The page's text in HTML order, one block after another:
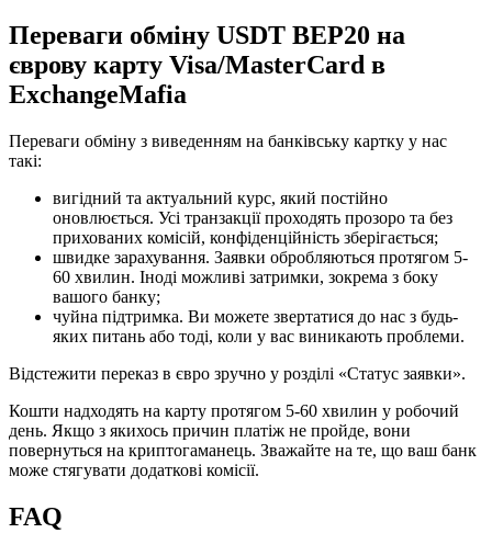
Переваги обміну USDT BEP20 на
єврову карту Visa/MasterCard в
ExchangeMafia
Переваги обміну з виведенням на банківську картку у нас
такі:
вигідний та актуальний курс, який постійно
оновлюється. Усі транзакції проходять прозоро та без
прихованих комісій, конфіденційність зберігається;
швидке зарахування. Заявки обробляються протягом 5-
60 хвилин. Іноді можливі затримки, зокрема з боку
вашого банку;
чуйна підтримка. Ви можете звертатися до нас з будь-
яких питань або тоді, коли у вас виникають проблеми.
Відстежити переказ в євро зручно у розділі «Статус заявки».
Кошти надходять на карту протягом 5-60 хвилин у робочий
день. Якщо з якихось причин платіж не пройде, вони
повернуться на криптогаманець. Зважайте на те, що ваш банк
може стягувати додаткові комісії.
FAQ